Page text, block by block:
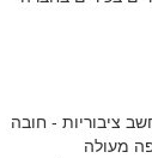
ציבוריות - חובה
מעולה